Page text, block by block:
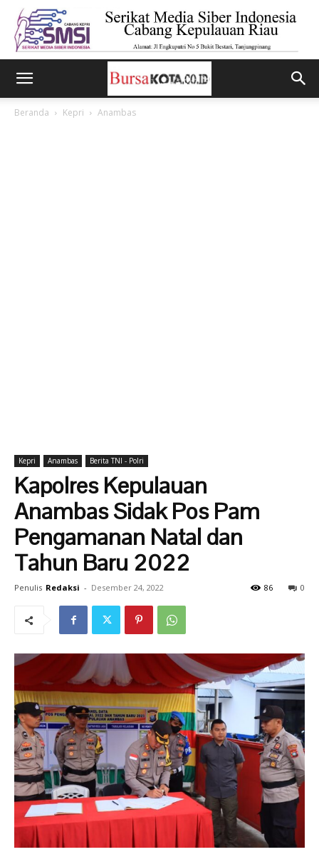
Beranda Kepri Anambas
Kepri Anambas Berita TNI - Polri
Kapolres Kepulauan
Anambas Sidak Pos Pam
Pengamanan Natal dan
Tahun Baru 2022
Penulis Redaksi - Desember 24, 2022 0
86